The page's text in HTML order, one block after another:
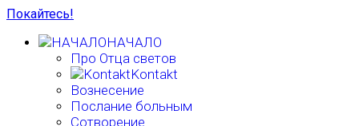
Покайтесь!
НАЧАЛО
Про Отца светов
Kontakt
Вознесение
Послание больным
Сотворение